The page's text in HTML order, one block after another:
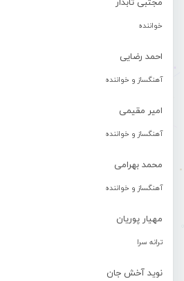
مجتبی تابدار
خواننده
احمد رضایی
آهنگساز و خواننده
امیر مقیمی
آهنگساز و خواننده
محمد بهرامی
آهنگساز و خواننده
مهیار پوریان
ترانه سرا
نوید آخش جان